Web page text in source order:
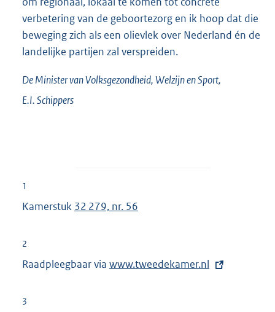
verbetering van de geboortezorg en ik hoop dat die
beweging zich als een olievlek over Nederland én de
landelijke partijen zal verspreiden.
De Minister van Volksgezondheid, Welzijn en Sport,
E.I.Schippers
1
Kamerstuk 32 279, nr. 56
2
Raadpleegbaar via E
www.tweedekamer.nl
3